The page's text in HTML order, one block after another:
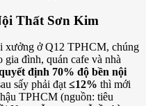
Thất Sơn Kim
xưởng ở Q12 TPHCM, chúng
gia đình, quán cafe và nhà
định 70% độ bền nội
sấy phải đạt ≤12% thì mới
TPHCM (nguồn: tiêu